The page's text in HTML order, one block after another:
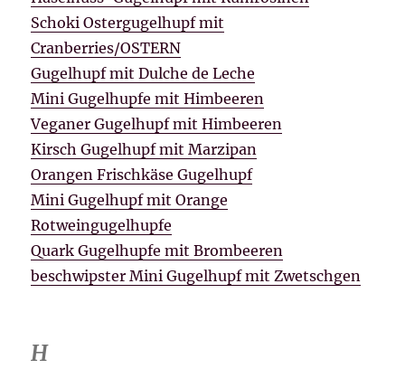
Schoki Ostergugelhupf mit
Cranberries/OSTERN
Gugelhupf mit Dulche de Leche
Mini Gugelhupfe mit Himbeeren
Veganer Gugelhupf mit Himbeeren
Kirsch Gugelhupf mit Marzipan
Orangen Frischkäse Gugelhupf
Mini Gugelhupf mit Orange
Rotweingugelhupfe
Quark Gugelhupfe mit Brombeeren
beschwipster Mini Gugelhupf mit Zwetschgen
H